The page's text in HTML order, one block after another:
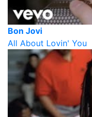
Bon Jovi
All About Lovin' You